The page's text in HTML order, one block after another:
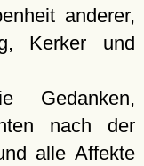
anderer,
Kerker und
Gedanken,
nach der
alle Affekte